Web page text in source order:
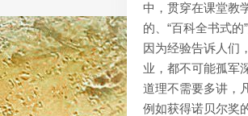
中，贯穿在课堂教
的、“百科全书式的”
因为经验告诉人们
业，都不可能孤军
道理不需要多讲，
例如获得诺贝尔奖